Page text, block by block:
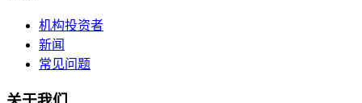
机构投资者
新闻
常见问题